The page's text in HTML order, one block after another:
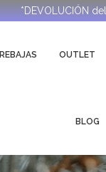
*DEVOLUCIÓN
REBAJAS OUTLET
BLOG